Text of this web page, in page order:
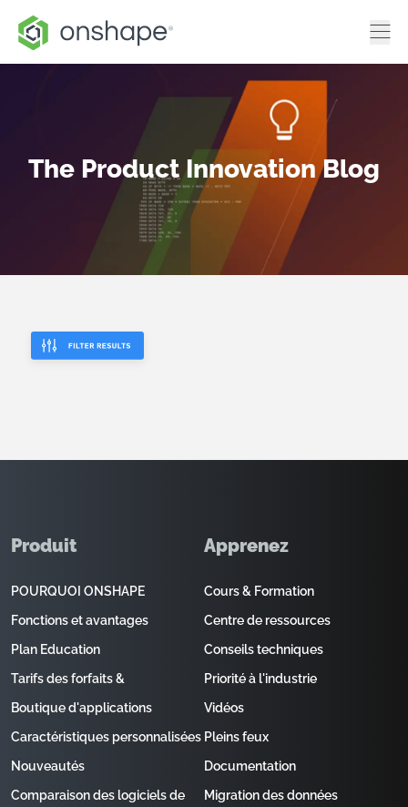
The Product Innovation Blog
Produit
POURQUOI ONSHAPE
Fonctions et avantages
Plan Education
Tarifs des forfaits &
Boutique d'applications
Caractéristiques personnalisées
Nouveautés
Comparaison des logiciels de
Apprenez
Cours & Formation
Centre de ressources
Conseils techniques
Priorité à l'industrie
Vidéos
Pleins feux
Documentation
Migration des données